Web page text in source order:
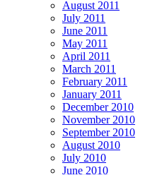
August 2011
July 2011
June 2011
May 2011
April 2011
March 2011
February 2011
January 2011
December 2010
November 2010
September 2010
August 2010
July 2010
June 2010